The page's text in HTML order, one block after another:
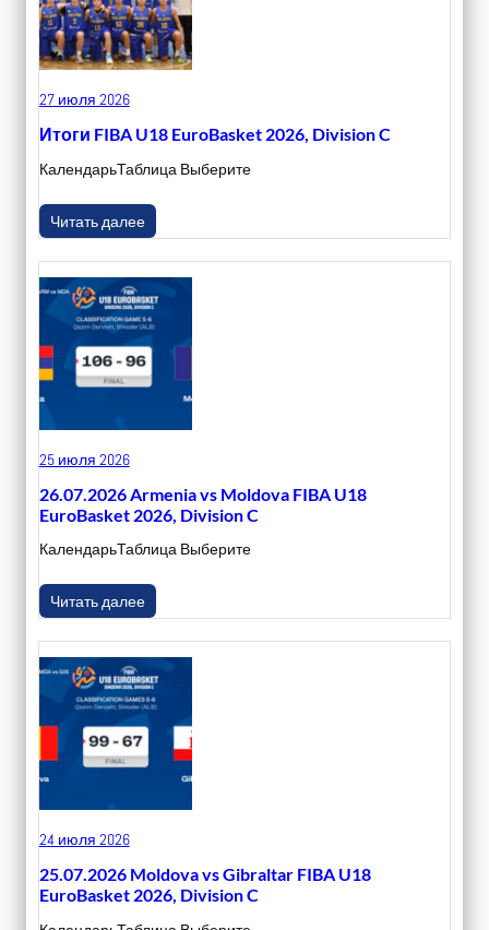
27 июля 2026
Итоги FIBA U18 EuroBasket 2026, Division C
КалендарьТаблица Выберите
Читать далее
25 июля 2026
26.07.2026 Armenia vs Moldova FIBA U18
EuroBasket 2026, Division C
КалендарьТаблица Выберите
Читать далее
24 июля 2026
25.07.2026 Moldova vs Gibraltar FIBA U18
EuroBasket 2026, Division C